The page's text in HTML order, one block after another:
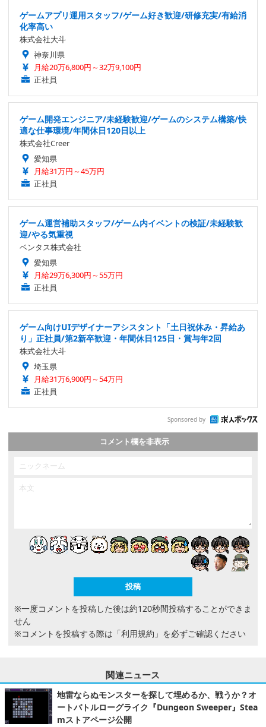
ゲームアプリ運用スタッフ/ゲーム好き歓迎/研修充実/有給消
化率高い
株式会社大斗
神奈川県
月給20万6,800円～32万9,100円
正社員
ゲーム開発エンジニア/未経験歓迎/ゲームのシステム構築/快
適な仕事環境/年間休日120日以上
株式会社Creer
愛知県
月給31万円～45万円
正社員
ゲーム運営補助スタッフ/ゲーム内イベントの検証/未経験歓
迎/やる気重視
ベンタス株式会社
愛知県
月給29万6,300円～55万円
正社員
ゲーム向けUIデザイナーアシスタント「土日祝休み・昇給あ
り」正社員/第2新卒歓迎・年間休日125日・賞与年2回
株式会社大斗
埼玉県
月給31万6,900円～54万円
正社員
Sponsored by
コメント欄を非表示
※一度コメントを投稿した後は約120秒間投稿することができま
せん
※コメントを投稿する際は 「利用規約」 を必ずご確認ください
関連ニュース
地雷ならぬモンスターを探して埋めるか、戦うか？オ
ートバトルローグライク『Dungeon Sweeper』Stea
mストアページ公開